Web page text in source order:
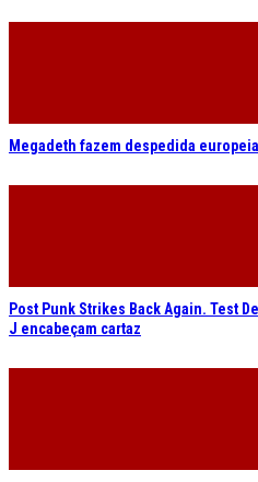
Megadeth fazem despedida
Post Punk Strikes Back Again. Test
J encabeçam cartaz